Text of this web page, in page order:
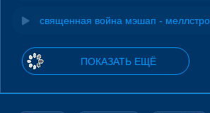
священная война мэшап -
ПОКАЗАТЬ ЕЩЁ